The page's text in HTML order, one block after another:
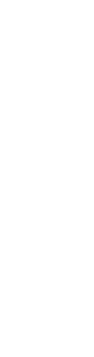
órától a helyi
, vagy
készítőit
biztosít főtt